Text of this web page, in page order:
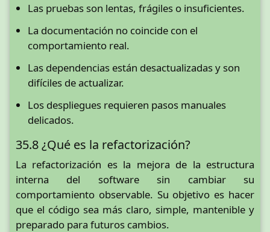
Las pruebas son lentas, frágiles o insuficientes.
La documentación no coincide con el
comportamiento real.
Las dependencias están desactualizadas y son
difíciles de actualizar.
Los despliegues requieren pasos manuales
delicados.
35.8 ¿Qué es la refactorización?
La refactorización es la mejora de la estructura
interna del software sin cambiar su
comportamiento observable. Su objetivo es hacer
que el código sea más claro, simple, mantenible y
preparado para futuros cambios.